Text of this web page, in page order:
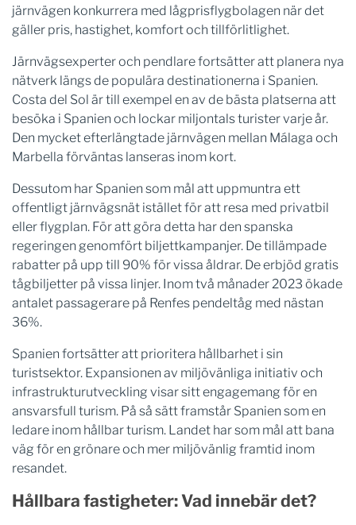
järnvägen konkurrera med lågprisflygbolagen när det
gäller pris, hastighet, komfort och tillförlitlighet.
Järnvägsexperter och pendlare fortsätter att planera nya
nätverk längs de populära destinationerna i Spanien.
Costa del Sol är till exempel en av de bästa platserna att
besöka i Spanien och lockar miljontals turister varje år.
Den mycket efterlängtade järnvägen mellan Málaga och
Marbella förväntas lanseras inom kort.
Dessutom har Spanien som mål att uppmuntra ett
offentligt järnvägsnät istället för att resa med privatbil
eller flygplan. För att göra detta har den spanska
regeringen genomfört biljettkampanjer. De tillämpade
rabatter på upp till 90% för vissa åldrar. De erbjöd gratis
tågbiljetter på vissa linjer. Inom två månader 2023 ökade
antalet passagerare på Renfes pendeltåg med nästan
36%.
Spanien fortsätter att prioritera hållbarhet i sin
turistsektor. Expansionen av miljövänliga initiativ och
infrastrukturutveckling visar sitt engagemang för en
ansvarsfull turism. På så sätt framstår Spanien som en
ledare inom hållbar turism. Landet har som mål att bana
väg för en grönare och mer miljövänlig framtid inom
resandet.
Hållbara fastigheter: Vad innebär det?